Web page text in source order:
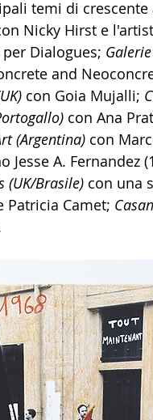
temi di crescente
Nicky Hirst e
Dialogues;
and
con Goia Mujalli;
con Ana
(Argentina) con
A. Fernandez
(UK/Brasile) con una
Patricia Camet;